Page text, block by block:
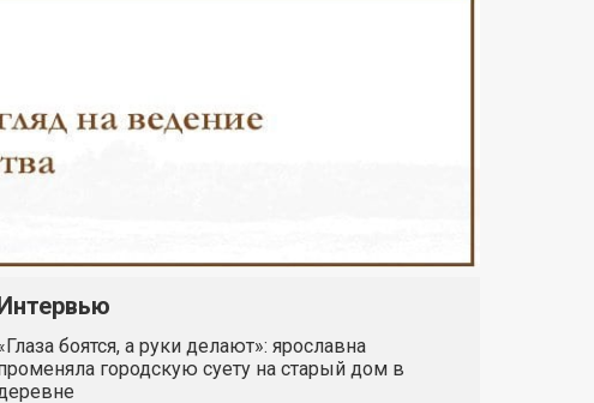
боятся, а руки делают»: ярославна
городскую суету на старый дом в